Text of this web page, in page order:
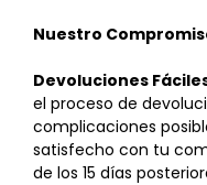
Nuestro
Devoluciones
el proceso de
complicaciones
satisfecho con tu
de los 15 días